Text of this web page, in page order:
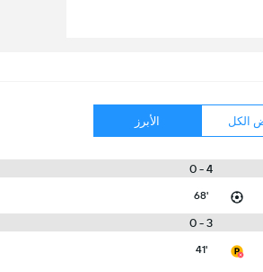
الكل الأبرز
4 - 0
68'
3 - 0
41'